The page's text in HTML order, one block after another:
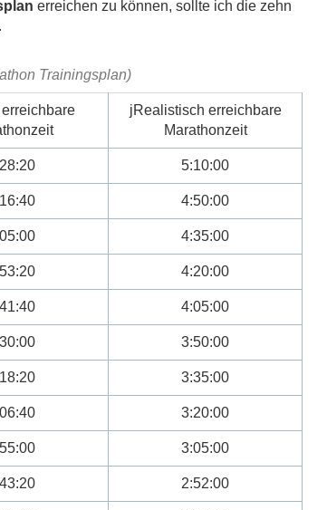
erreichen zu können, sollte ich die zehn
Trainingsplan)
jRealistisch erreichbare
Marathonzeit
5:10:00
4:50:00
4:35:00
4:20:00
4:05:00
3:50:00
3:35:00
3:20:00
3:05:00
2:52:00